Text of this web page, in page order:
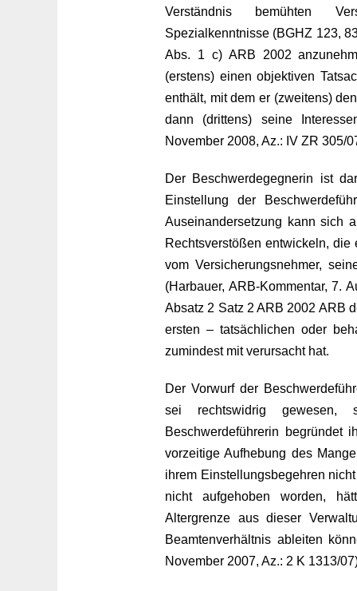
Verständnis bemühten
Spezialkenntnisse (BGHZ 123,
Abs. 1 c) ARB 2002
(erstens) einen objektiven
enthält, mit dem er (zweitens)
dann (drittens) seine
November 2008, Az.: IV ZR 305/
Der Beschwerdegegnerin ist
Einstellung der
Auseinandersetzung kann sich
Rechtsverstößen entwickeln,
vom Versicherungsnehmer,
(Harbauer, ARB-Kommentar, 7.
Absatz 2 Satz 2 ARB 2002 ARB
ersten – tatsächlichen oder
zumindest mit verursacht hat.
Der Vorwurf der
sei rechtswidrig gewesen,
Beschwerdeführerin begründet
vorzeitige Aufhebung des
ihrem Einstellungsbegehren
nicht aufgehoben worden,
Altergrenze aus dieser
Beamtenverhältnis ableiten
November 2007, Az.: 2 K 1313/